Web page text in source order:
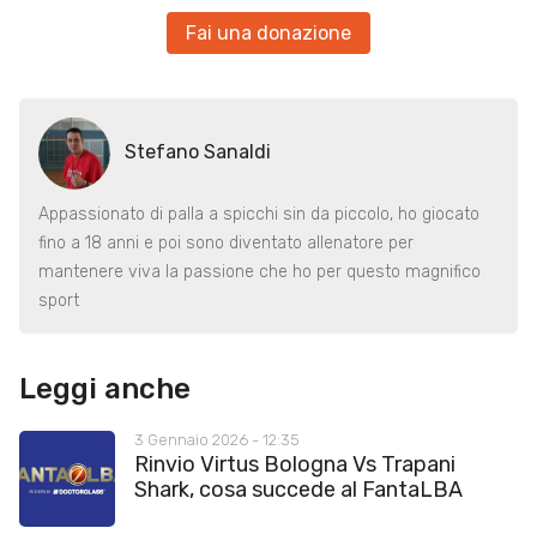
Fai una donazione
Stefano Sanaldi
Appassionato di palla a spicchi sin da piccolo, ho giocato
fino a 18 anni e poi sono diventato allenatore per
mantenere viva la passione che ho per questo magnifico
sport
Leggi anche
3 Gennaio 2026 - 12:35
Rinvio Virtus Bologna Vs Trapani
Shark, cosa succede al FantaLBA